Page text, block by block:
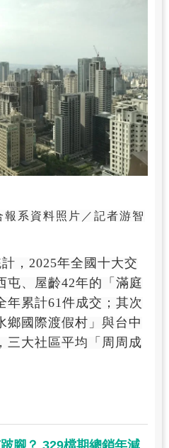
系資料照片／記者游智
，2025年全國十大交
屯、屋齡42年的「滿庭
年累計61件成交；其次
鄉國際渡假村」與台中
三大社區平均「周周成
腳？ 329檔期總銷年減